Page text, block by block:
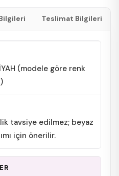
Teslimat Bilgileri
(modele göre renk
tavsiye edilmez; beyaz
için önerilir.